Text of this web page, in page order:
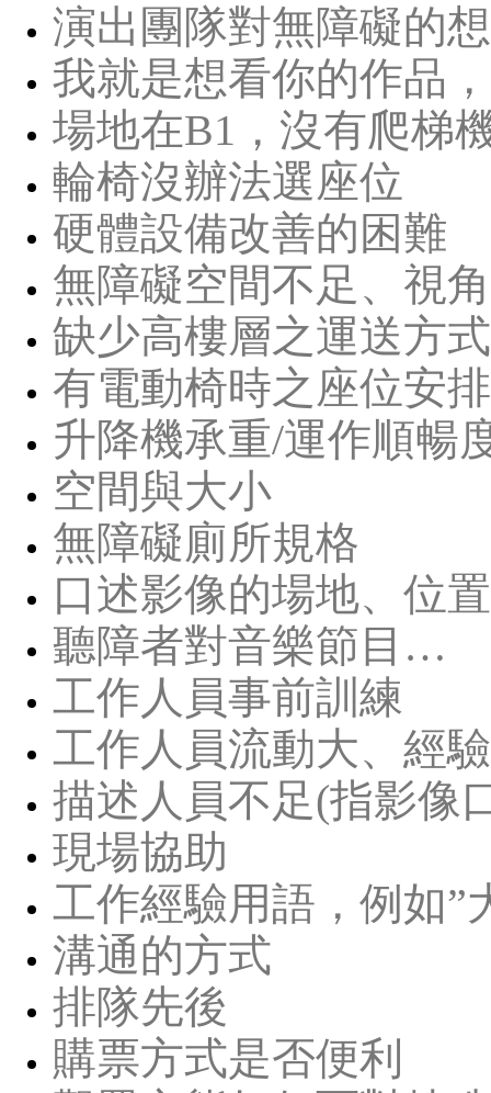
演出團隊對無障礙的
我就是想看你的作品
場地在B1，沒有爬梯
輪椅沒辦法選座位
硬體設備改善的困難
無障礙空間不足、視
缺少高樓層之運送方式
有電動椅時之座位安
升降機承重/運作順暢
空間與大小
無障礙廁所規格
口述影像的場地、位
聽障者對音樂節目…
工作人員事前訓練
工作人員流動大、經
描述人員不足(指影像
現場協助
工作經驗用語，例如”
溝通的方式
排隊先後
購票方式是否便利